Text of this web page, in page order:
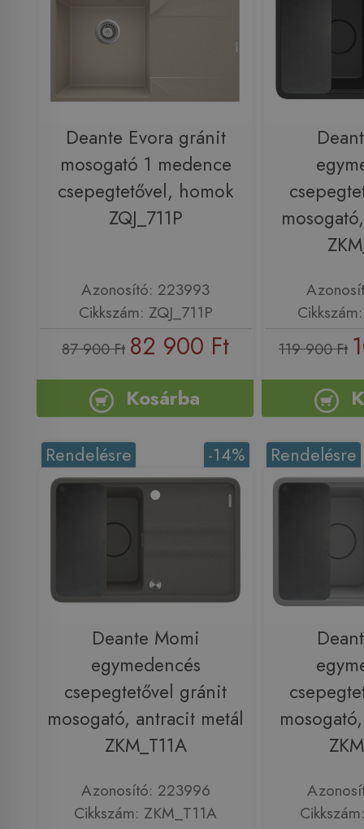
Deante Evora gránit
mosogató 1 medence
csepegtetővel, homok
ZQJ_711P
Azonosító: 223993
Cikkszám: ZQJ_711P
87 900 Ft 82 900 Ft
Kosárba
119 900 Ft
-14%
Rendelésre
Deante Momi
egymedencés
csepegtetővel gránit
mosogató, antracit metál
ZKM_T11A
Azonosító: 223996
Cikkszám: ZKM_T11A
Rendelésre